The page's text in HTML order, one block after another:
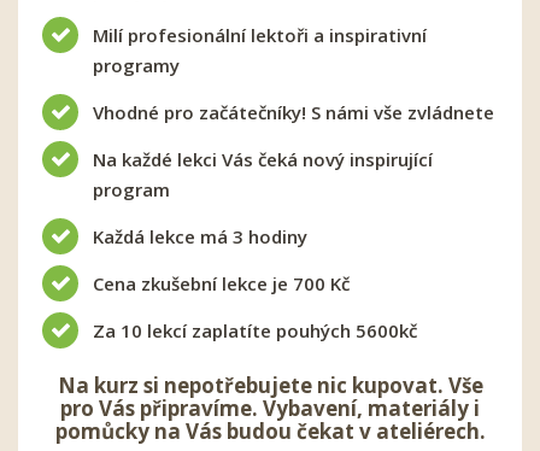
Milí profesionální lektoři a inspirativní
programy
Vhodné pro začátečníky! S námi vše zvládnete
Na každé lekci Vás čeká nový inspirující
program
Každá lekce má 3 hodiny
Cena zkušební lekce je 700 Kč
Za 10 lekcí zaplatíte pouhých 5600kč
Na kurz si nepotřebujete nic kupovat. Vše
pro Vás připravíme. Vybavení, materiály i
pomůcky na Vás budou čekat v ateliérech.